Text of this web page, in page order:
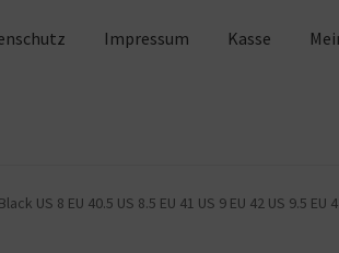
Impressum Kasse
Impressum Kasse Mein Konto Shop
US 8 EU 40.5 US 8.5 EU 41 US 9 EU 42 US 9.5 EU